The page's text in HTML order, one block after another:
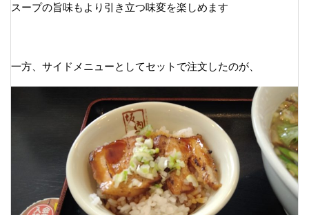
スープの旨味もより引き立つ味変を楽しめます
一方、サイドメニューとしてセットで注文したのが、